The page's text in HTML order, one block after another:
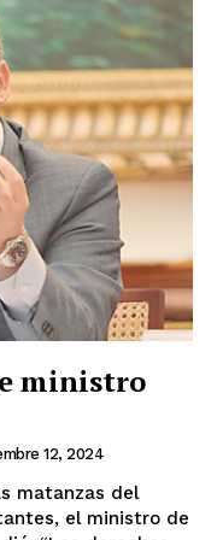
ministro
12, 2024
el ministro de